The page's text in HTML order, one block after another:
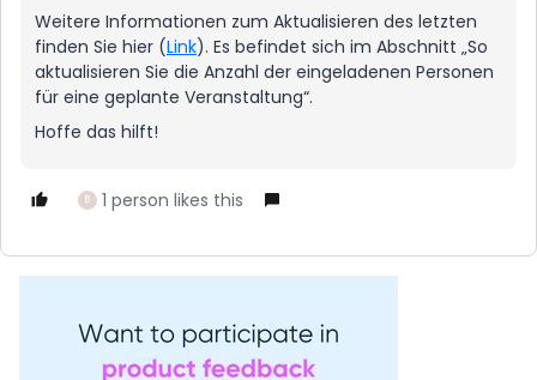
Weitere Informationen zum Aktualisieren des letzten
finden Sie hier (Link). Es befindet sich im Abschnitt „So
aktualisieren Sie die Anzahl der eingeladenen Personen
für eine geplante Veranstaltung“.
Hoffe das hilft!
B 1 person likes this